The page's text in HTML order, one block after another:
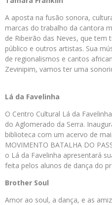
A aposta na fusão sonora,
marcas do trabalho da cantora
de Ribeirão das Neves, que tem
público e outros artistas. Sua
de regionalismos e cantos
Zevinipim, vamos ter uma
Lá da Favelinha
O Centro Cultural Lá da
do Aglomerado da Serra.
biblioteca com um acervo de
MOVIMENTO BATALHA DO
o Lá da Favelinha apresentará
feita pelos alunos de dança do
Brother Soul
Amor ao soul, a dança, e as